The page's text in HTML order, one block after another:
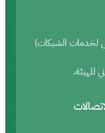
لخدمات الشبكات)
للهيئة.